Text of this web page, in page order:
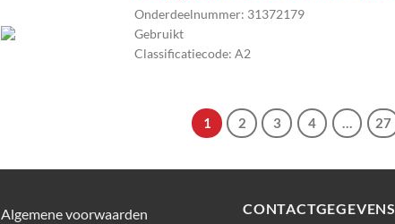
Onderdeelnummer: 31372179
Gebruikt
Classificatiecode: A2
1 2 3 4 … 27
Algemene voorwaarden
CONTACTGEGEVENS